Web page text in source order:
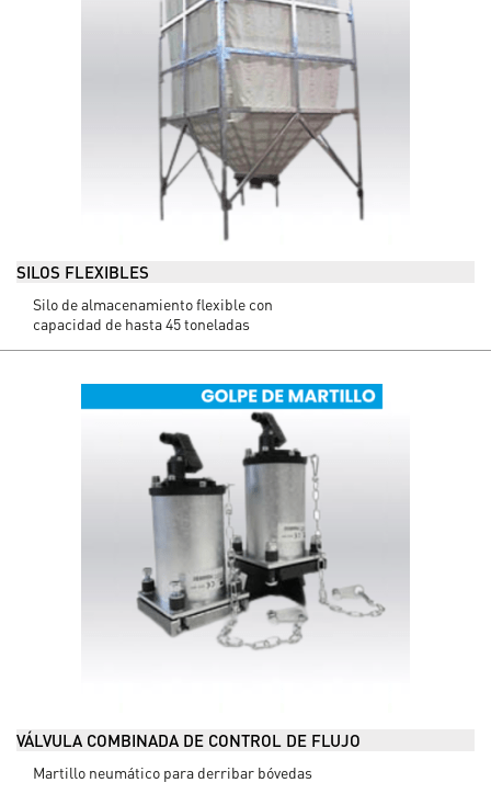
SILOS FLEXIBLES
Silo de almacenamiento flexible con
capacidad de hasta 45 toneladas
VÁLVULA COMBINADA DE CONTROL DE FLUJO
Martillo neumático para derribar bóvedas